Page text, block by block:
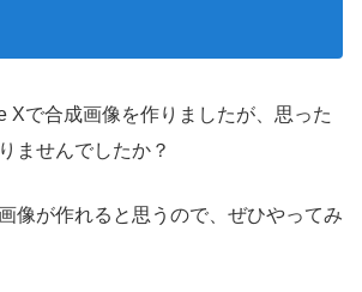
Xで合成画像を作りましたが、思った
ませんでしたか？
像が作れると思うので、ぜひやってみ